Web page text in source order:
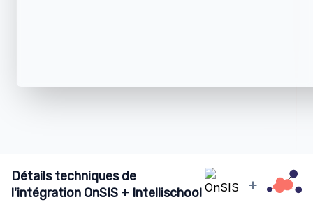
Détails techniques de
l'intégration OnSIS + Intellischool
+